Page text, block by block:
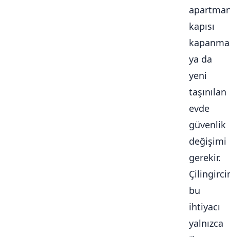
kapısı
ya da
yeni
taşınılan
evde
güvenlik
değişimi
gerekir.
bu
ihtiyacı
yalnızca